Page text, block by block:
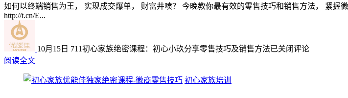
如何以终端销售为王， 实现成交爆单， 财富井喷？ 今晚教你最有效的零售技巧和销售方法， 紧握
http://t.cn/E...
10月15日 711初心家族绝密课程：初心小玖分享零售技巧及销售方法已关闭评论
阅读全文
初心家族培训